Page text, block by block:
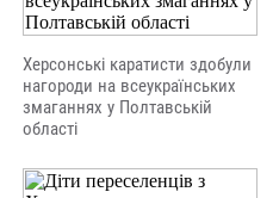
Херсонські каратисти здобули
нагороди на всеукраїнських
змаганнях у Полтавській
області